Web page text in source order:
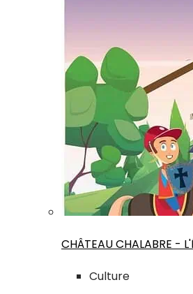
CHÂTEAU CHALABRE -
Culture